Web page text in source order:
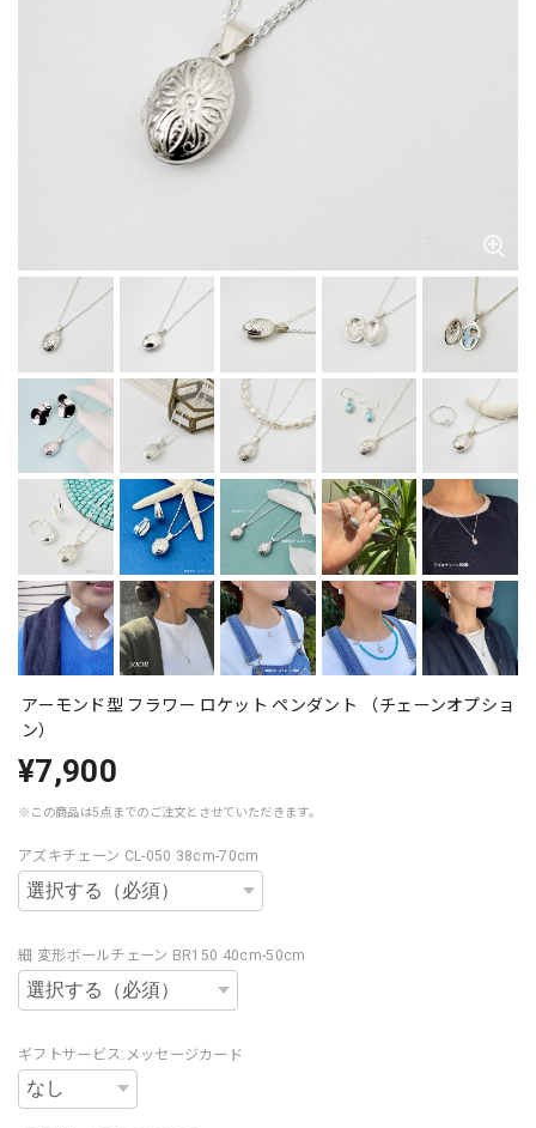
アーモンド型 フラワー ロケット ペンダント （チェーンオプショ
ン）
¥7,900
※この商品は5点までのご注文とさせていただきます。
アズキチェーン CL-050 38cm-70cm
細 変形ボールチェーン BR150 40cm-50cm
ギフトサービス:メッセージカード